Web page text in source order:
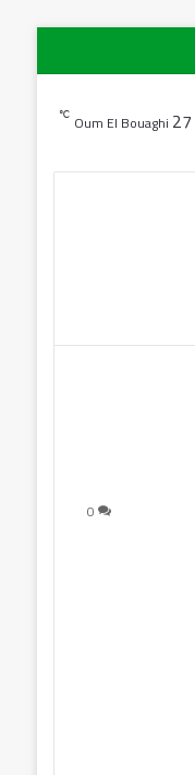
Oum El Bouaghi 27
℃
0